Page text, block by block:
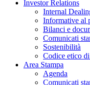
Investor Relations
Internal
Informative al
Bilanci e
Comunicati
Sostenibilità
Codice etico
Area Stampa
Agenda
Comunicati